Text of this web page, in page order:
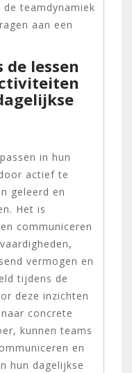
teamdynamiek
aan een
lessen
in hun
actief te
geleerd en
Het is
communiceren
vermogen en
tijdens de
deze inzichten
concrete
kunnen teams
en
hun dagelijkse